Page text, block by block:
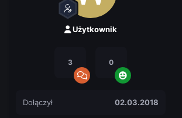
Użytkownik
3 0
Dołączył 02.03.2018